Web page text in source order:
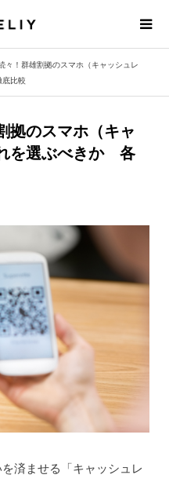
々！群雄割拠のスマホ（キャッシュレ
比較
拠のスマホ（キャ
を選ぶべきか 各
済ませる「キャッシュレ